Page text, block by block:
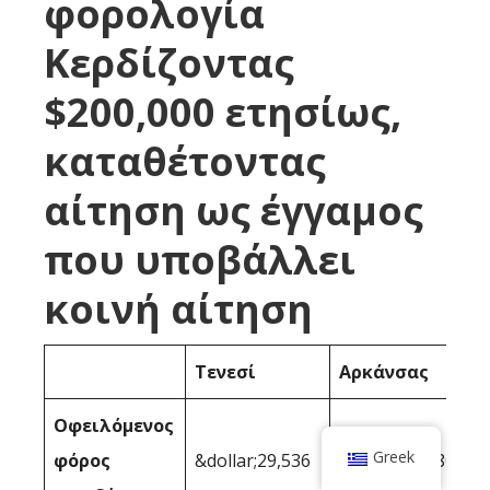
φορολογία
Κερδίζοντας
$200,000 ετησίως,
καταθέτοντας
αίτηση ως έγγαμος
που υποβάλλει
κοινή αίτηση
Τενεσί Αρκάνσας
Οφειλόμενος
φόρος
&dollar;29,536 &dollar;40,080
Greek